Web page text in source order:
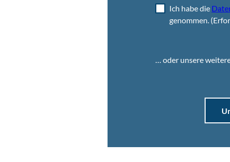
Ich habe die
genommen.
… oder unsere